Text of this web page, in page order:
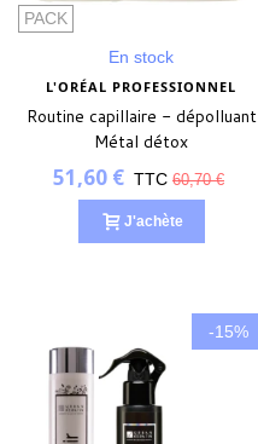
PACK
En stock
L'ORÉAL PROFESSIONNEL
Routine capillaire - dépolluant
Métal détox
51,60 € TTC 60,70 €
J'achète
-15%